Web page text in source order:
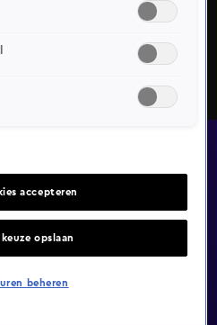
Liefde aan Chris of hij iets
misschien niet zo snel
Chris zegt dat hij dol is op
in gedachten… “Geen gekke
heeft namelijk wel iets
accepteren
opslaan
beheren